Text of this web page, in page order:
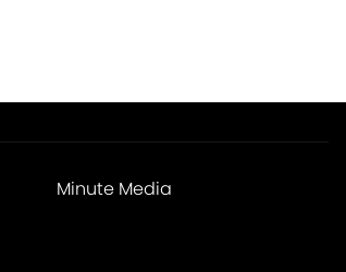
Minute Media